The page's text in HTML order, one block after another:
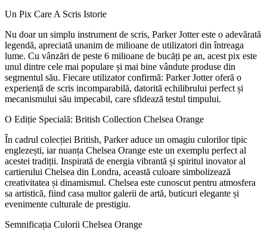
Un Pix Care A Scris Istorie
Nu doar un simplu instrument de scris, Parker Jotter este o adevărată
legendă, apreciată unanim de milioane de utilizatori din întreaga
lume. Cu vânzări de peste 6 milioane de bucăți pe an, acest pix este
unul dintre cele mai populare și mai bine vândute produse din
segmentul său. Fiecare utilizator confirmă: Parker Jotter oferă o
experiență de scris incomparabilă, datorită echilibrului perfect și
mecanismului său impecabil, care sfidează testul timpului.
O Ediție Specială: British Collection Chelsea Orange
În cadrul colecției British, Parker aduce un omagiu culorilor tipic
englezești, iar nuanța Chelsea Orange este un exemplu perfect al
acestei tradiții. Inspirată de energia vibrantă și spiritul inovator al
cartierului Chelsea din Londra, această culoare simbolizează
creativitatea și dinamismul. Chelsea este cunoscut pentru atmosfera
sa artistică, fiind casa multor galerii de artă, buticuri elegante și
evenimente culturale de prestigiu.
Semnificația Culorii Chelsea Orange